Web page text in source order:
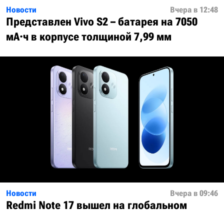
Новости Вчера в 12:48
Представлен Vivo S2 – батарея на 7050
мА·ч в корпусе толщиной 7,99 мм
Новости Вчера в 09:46
Redmi Note 17 вышел на глобальном